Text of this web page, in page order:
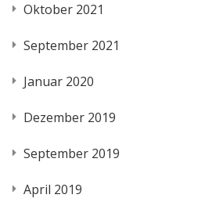
Oktober 2021
September 2021
Januar 2020
Dezember 2019
September 2019
April 2019